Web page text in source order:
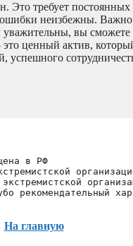
требует постоянных
неизбежны.
вы
ценный актив,
успешного
в РФ
рекомендательный
На главную